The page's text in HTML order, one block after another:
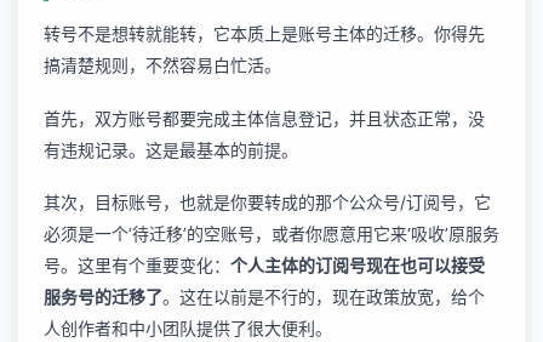
转号不是想转就能转，它本质上是账号主体的迁移。你得先
搞清楚规则，不然容易白忙活。
首先，双方账号都要完成主体信息登记，并且状态正常，没
有违规记录。这是最基本的前提。
其次，目标账号，也就是你要转成的那个公众号/订阅号，它
必须是一个‘待迁移’的空账号，或者你愿意用它来‘吸收’原服务
号。这里有个重要变化： 个人主体的订阅号现在也可以接受
服务号的迁移了。这在以前是不行的，现在政策放宽，给个
人创作者和中小团队提供了很大便利。